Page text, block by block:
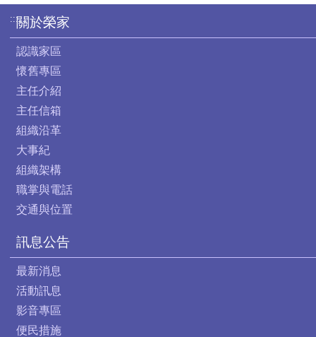
:::關於榮家
認識家區
懷舊專區
主任介紹
主任信箱
組織沿革
大事紀
組織架構
職掌與電話
交通與位置
訊息公告
最新消息
活動訊息
影音專區
便民措施